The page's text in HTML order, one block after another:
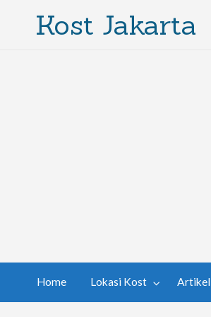
Kost Jakarta
Home Lokasi Kost Artikel